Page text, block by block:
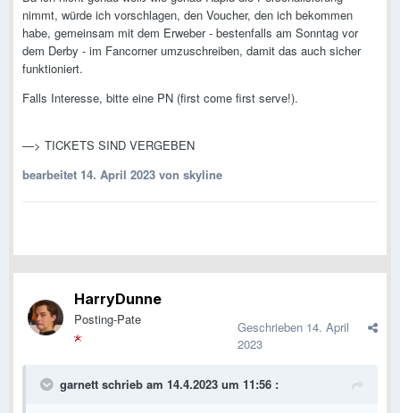
nimmt, würde ich vorschlagen, den Voucher, den ich bekommen
habe, gemeinsam mit dem Erweber - bestenfalls am Sonntag vor
dem Derby - im Fancorner umzuschreiben, damit das auch sicher
funktioniert.
Falls Interesse, bitte eine PN (first come first serve!).
—> TICKETS SIND VERGEBEN
bearbeitet 14. April 2023 von skyline
HarryDunne
Posting-Pate Geschrieben 14. April
2023
garnett schrieb am 14.4.2023 um 11:56 :